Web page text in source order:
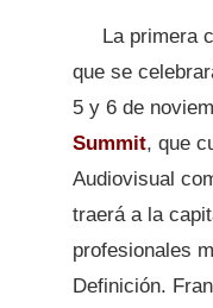
La primera
que se
5 y 6 de
Summit, que
Audiovisual
traerá a la
profesionales
Definición.